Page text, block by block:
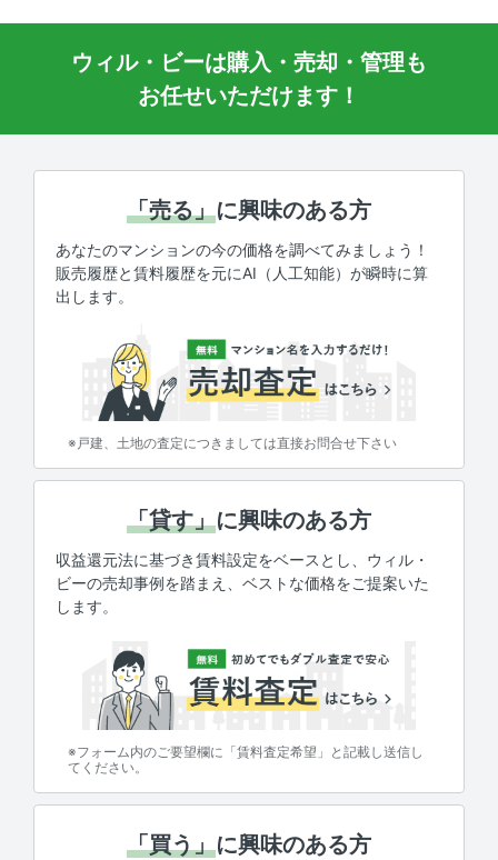
ウィル・ビーは購入・売却・管理も
お任せいただけます！
「売る」に興味のある方
あなたのマンションの今の価格を調べてみましょう！
販売履歴と賃料履歴を元にAI（人工知能）が瞬時に算
出します。
※戸建、土地の査定につきましては直接お問合せ下さい
「貸す」に興味のある方
収益還元法に基づき賃料設定をベースとし、ウィル・
ビーの売却事例を踏まえ、ベストな価格をご提案いた
します。
※フォーム内のご要望欄に「賃料査定希望」と記載し送信し
てください。
「買う」に興味のある方